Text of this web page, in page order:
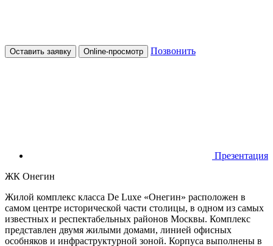
Оставить заявку Online-просмотр Позвонить
Презентация
ЖК Онегин
Жилой комплекс класса De Luxe «Онегин» расположен в
самом центре исторической части столицы, в одном из самых
известных и респектабельных районов Москвы. Комплекс
представлен двумя жилыми домами, линией офисных
особняков и инфраструктурной зоной. Корпуса выполнены в